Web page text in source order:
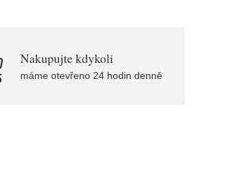
Nakupujte kdykoli
máme otevřeno 24 hodin denně